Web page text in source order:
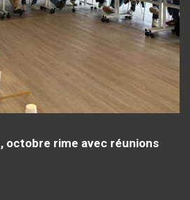
octobre rime avec réunions